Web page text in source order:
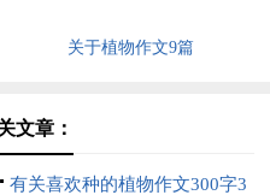
关于植物作文9篇
文章：
有关喜欢种的植物作文300字3